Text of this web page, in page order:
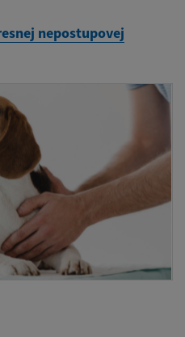
nepostupovej